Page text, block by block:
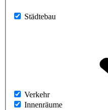
Städtebau
Verkehr
Innenräume